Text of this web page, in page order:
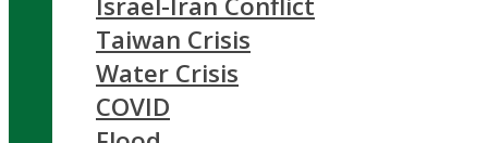
Taiwan Crisis
Water Crisis
COVID